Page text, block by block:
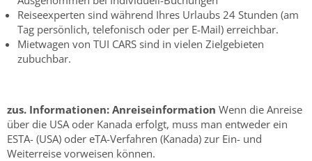
Reiseexperten sind während Ihres Urlaubs 24 Stunden (am
Tag persönlich, telefonisch oder per E-Mail) erreichbar.
Mietwagen von TUI CARS sind in vielen Zielgebieten
zubuchbar.
zus. Informationen: Anreiseinformation Wenn die Anreise
über die USA oder Kanada erfolgt, muss man entweder ein
ESTA- (USA) oder eTA-Verfahren (Kanada) zur Ein- und
Weiterreise vorweisen können.